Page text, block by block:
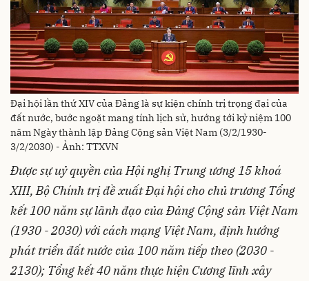
Đại hội lần thứ XIV của Đảng là sự kiện chính trị trọng đại của
đất nước, bước ngoặt mang tính lịch sử, hướng tới kỷ niệm 100
năm Ngày thành lập Đảng Cộng sản Việt Nam (3/2/1930-
3/2/2030) - Ảnh: TTXVN
Được sự uỷ quyền của Hội nghị Trung ương 15 khoá
XIII, Bộ Chính trị đề xuất Đại hội cho chủ trương Tổng
kết 100 năm sự lãnh đạo của Đảng Cộng sản Việt Nam
(1930 - 2030) với cách mạng Việt Nam, định hướng
phát triển đất nước của 100 năm tiếp theo (2030 -
2130); Tổng kết 40 năm thực hiện Cương lĩnh xây